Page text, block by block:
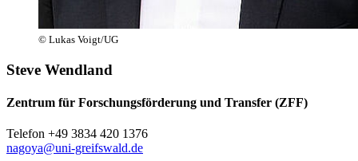
© Lukas Voigt/UG
Steve Wendland
Zentrum für Forschungsförderung und Transfer (ZFF)
Telefon +49 3834 420 1376
nagoya@uni-greifswald.de